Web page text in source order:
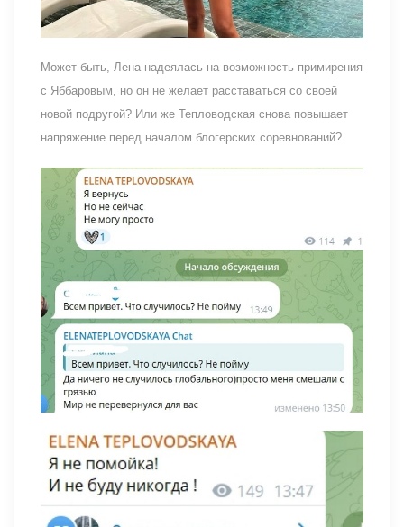
Может быть, Лена надеялась на возможность примирения
с Яббаровым, но он не желает расставаться со своей
новой подругой? Или же Тепловодская снова повышает
напряжение перед началом блогерских соревнований?